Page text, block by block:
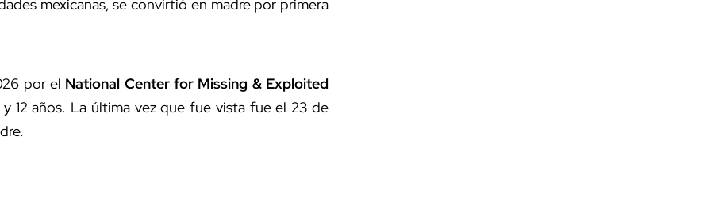
mexicanas, se convirtió en madre por primera
por el National Center for Missing & Exploited
12 años. La última vez que fue vista fue el 23 de